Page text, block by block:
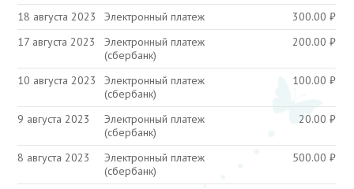
18 августа 2023 Электронный платеж 300.00₽
17 августа 2023
Электронный платеж
(сбербанк)
200.00₽
10 августа 2023
Электронный платеж
(сбербанк)
100.00₽
9 августа 2023
Электронный платеж
(сбербанк)
20.00₽
8 августа 2023
Электронный платеж
(сбербанк)
500.00₽